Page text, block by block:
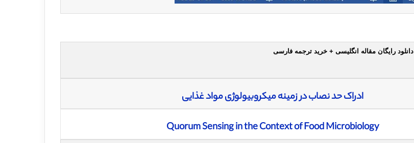
دانلود رایگان مقاله انگلیسی + خرید ترجمه فارسی
ادراک حد نصاب در زمینه میکروبیولوژی مواد غذایی
Quorum Sensing in the Context of Food Microbiology